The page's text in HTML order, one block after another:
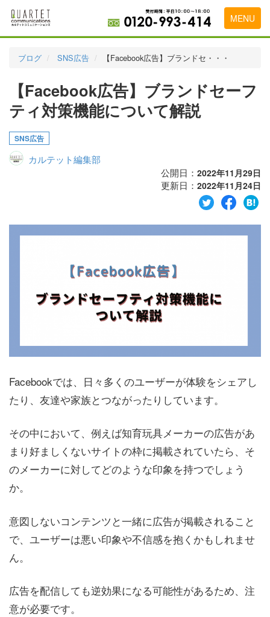
MENU
実績・お客様の声
初めて導入をお考えの方
代理店の乗り換えをお考えの方
会社概要
ブログ SNS広告 【Facebook広告】ブランドセ・・・
【Facebook広告】ブランドセーフ
ティ対策機能について解説
SNS広告
カルテット編集部
公開日： 2022年11月29日
更新日： 2022年11月24日
Facebookでは、日々多くのユーザーが体験をシェアし
たり、友達や家族とつながったりしています。
その中において、例えば知育玩具メーカーの広告があ
まり好ましくないサイトの枠に掲載されていたら、そ
のメーカーに対してどのような印象を持つでしょう
か。
意図しないコンテンツと一緒に広告が掲載されること
で、ユーザーは悪い印象や不信感を抱くかもしれませ
ん。
広告を配信しても逆効果になる可能性があるため、注
意が必要です。